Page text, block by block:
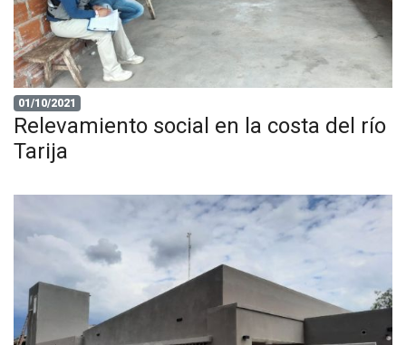
01/10/2021
Relevamiento social en la costa del río
Tarija